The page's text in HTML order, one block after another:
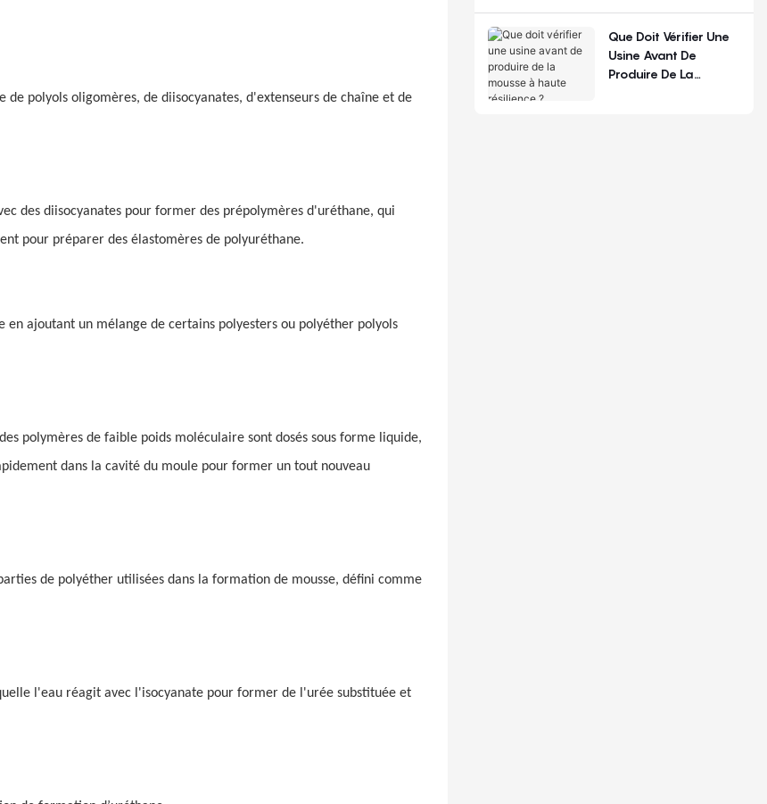
polyols oligomères, de diisocyanates, d'extenseurs de chaîne et de
des diisocyanates pour former des prépolymères d'uréthane, qui
pour préparer des élastomères de polyuréthane.
ajoutant un mélange de certains polyesters ou polyéther polyols
polymères de faible poids moléculaire sont dosés sous forme liquide,
dans la cavité du moule pour former un tout nouveau
de polyéther utilisées dans la formation de mousse, défini comme
l'eau réagit avec l'isocyanate pour former de l'urée substituée et
Production De
Que Doit Vérifier Une
Usine Avant De
Produire De La